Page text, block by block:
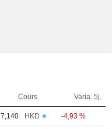
Cours Varia. 5j.
7,140 HKD -4,93 %